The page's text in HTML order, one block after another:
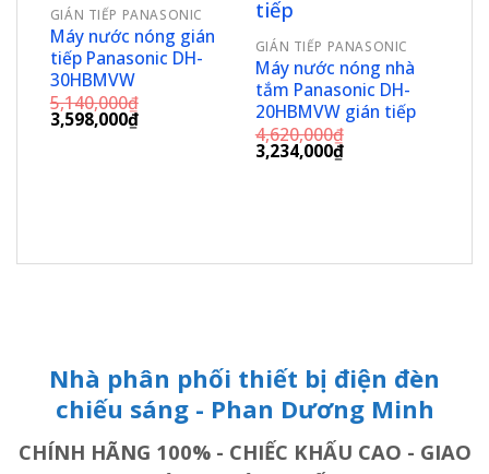
GIÁN TIẾP PANASONIC
Máy nước nóng gián
tiếp Panasonic DH-
30HBMVW
5,140,000₫
Giá
gốc
3,598,000₫Giá
hiện
GIÁN TIẾP PANASONIC
Máy nước nóng nhà
tắm Panasonic DH-
20HBMVW gián tiếp
4,620,000₫
Giá
gốc
3,234,000₫Giá
hiện
Nhà phân phối thiết bị điện đèn
chiếu sáng - Phan Dương Minh
CHÍNH HÃNG 100% - CHIẾC KHẤU CAO - GIAO